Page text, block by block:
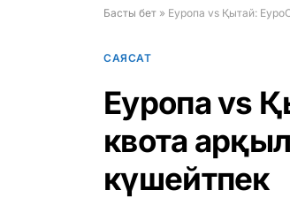
Басты бет » Еуропа vs Қытай:
САЯСАТ
Еуропа vs
квота
күшейтпек